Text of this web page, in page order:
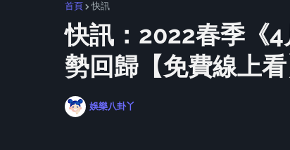
首頁 快訊
快訊：2022春季《
勢回歸【免費線上看
娛樂八卦丫